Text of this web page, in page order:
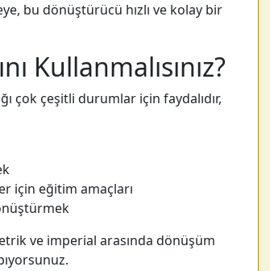
bu dönüştürücü hızlı ve kolay bir
Kullanmalısınız?
çok çeşitli durumlar için faydalıdır,
için eğitim amaçları
ve imperial arasında dönüşüm